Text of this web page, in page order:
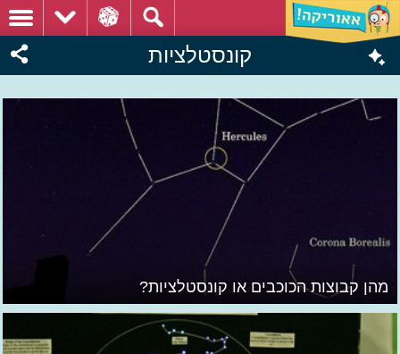
קונסטלציות
מהן קבוצות הכוכבים או קונסטלציות?